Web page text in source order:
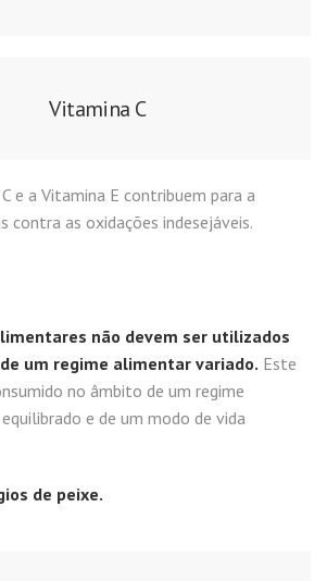
Vitamina C
e a Vitamina E contribuem para a
contra as oxidações indesejáveis.
não devem ser utilizados
um regime alimentar variado. Este
no âmbito de um regime
e de um modo de vida
de peixe.